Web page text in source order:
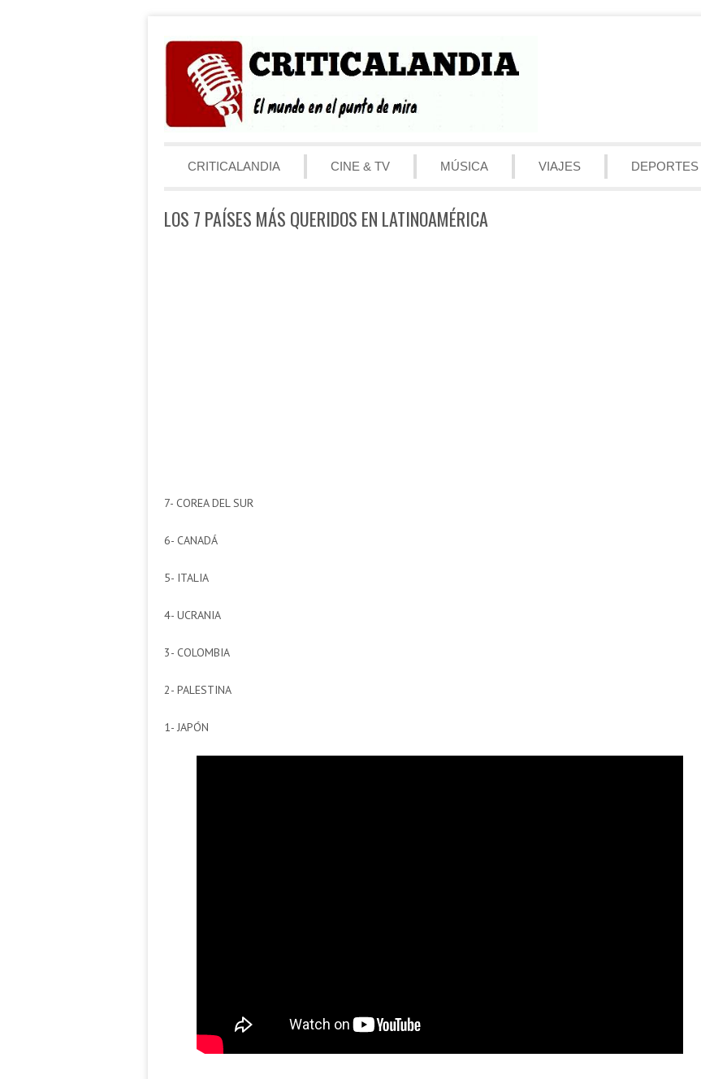
Menú
CRITICALANDIA
CINE & TV MÚSICA VIAJES DEPORTES
LOS 7 PAÍSES MÁS QUERIDOS EN LATINOAMÉRICA
7- COREA DEL SUR
6- CANADÁ
5- ITALIA
4- UCRANIA
3- COLOMBIA
2- PALESTINA
1- JAPÓN